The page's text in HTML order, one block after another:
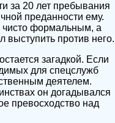
за 20 лет пребывания
преданности ему.
чисто формальным, а
выступить против него.
загадкой. Если
для спецслужб
деятелем.
он догадывался
превосходство над